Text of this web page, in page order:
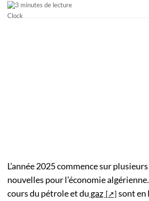
3 minutes de lecture
L’année 2025 commence sur
nouvelles pour l’économie
cours du pétrole et du gaz
sont en